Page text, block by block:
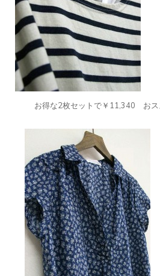
お得な2枚セットで￥11,340 おス